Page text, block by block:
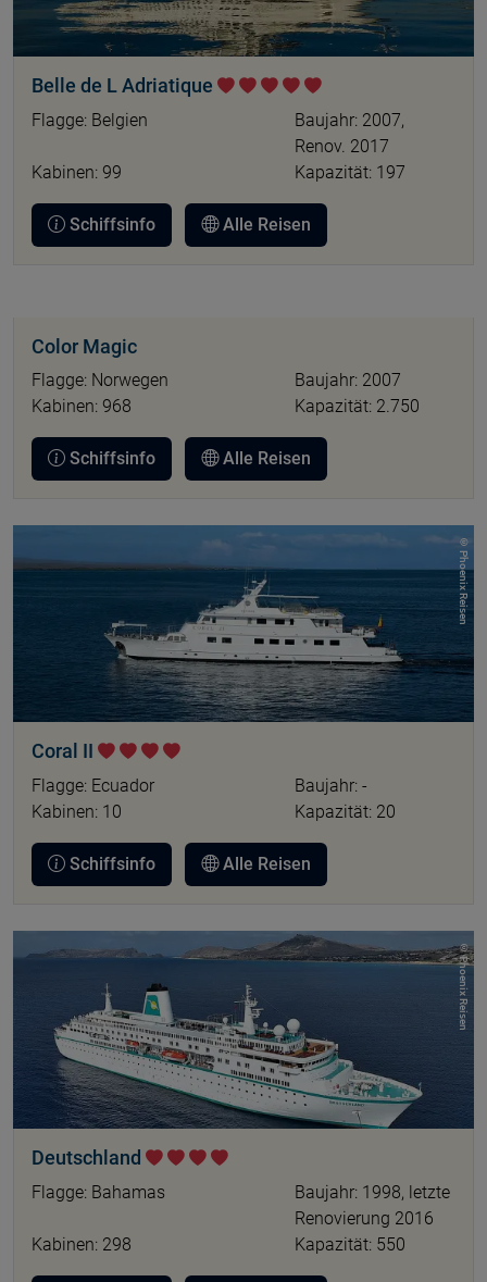
Belle de L Adriatique
Flagge: Belgien
Baujahr: 2007,
Renov. 2017
Kabinen: 99
Kapazität: 197
Schiffsinfo Alle Reisen
Color Magic
Flagge: Norwegen
Baujahr: 2007
Kabinen: 968
Kapazität: 2.750
Schiffsinfo Alle Reisen
© Phoenix Reisen
Coral II
Flagge: Ecuador
Baujahr: -
Kabinen: 10
Kapazität: 20
Schiffsinfo Alle Reisen
© Phoenix Reisen
Deutschland
Flagge: Bahamas
Baujahr: 1998, letzte
Renovierung 2016
Kabinen: 298
Kapazität: 550